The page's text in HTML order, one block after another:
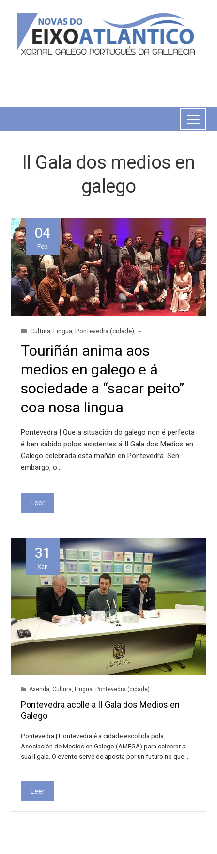
II Gala dos medios en
galego
04
Feb
Cultura ,Lingua ,Pontevedra (cidade) ~
Touriñán anima aos
medios en galego e á
sociedade a “sacar peito”
coa nosa lingua
Pontevedra | Que a situación do galego non é perfecta
é ben sabido polos asistentes á II Gala dos Medios en
Galego celebrada esta mañán en Pontevedra. Sen
embargo, o…
Leer
31
Xan
Axenda, Cultura, Lingua, Pontevedra (cidade)
Pontevedra acolle a II Gala dos Medios en
Galego
Pontevedra | Pontevedra é a cidade escollida pola
Asociación de Medios en Galego (AMEGA) para celebrar a
súa II gala. O evento serve de aposta por un futuro no que…
Leer